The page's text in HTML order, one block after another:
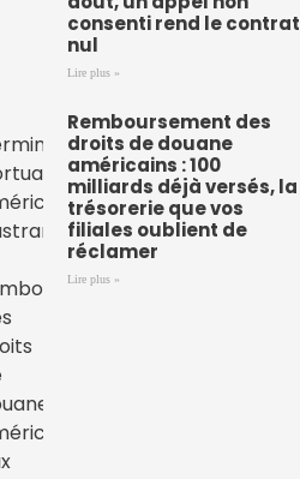
consenti rend le contrat
nul
Lire plus »
Remboursement des
droits de douane
américains : 100
milliards déjà versés, la
trésorerie que vos
filiales oublient de
réclamer
Lire plus »